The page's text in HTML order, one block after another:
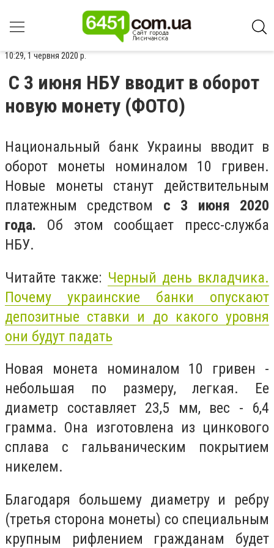
10:29, 1 червня 2020 р.
С 3 июня НБУ вводит в оборот
новую монету (ФОТО)
Национальный банк Украины вводит в
оборот монеты номиналом 10 гривен.
Новые монеты станут действительным
платежным средством с 3 июня 2020
года. Об этом сообщает пресс-служба
НБУ.
Читайте также: Черный день вкладчика.
Почему украинские банки опускают
депозитные ставки и до какого уровня
они будут падать
Новая монета номиналом 10 гривен -
небольшая по размеру, легкая. Ее
диаметр составляет 23,5 мм, вес - 6,4
грамма. Она изготовлена из цинкового
сплава с гальваническим покрытием
никелем.
Благодаря большему диаметру и ребру
(третья сторона монеты) со специальным
крупным рифлением гражданам будет